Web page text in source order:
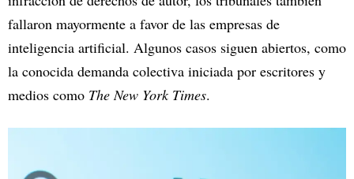
fallaron mayormente a favor de las empresas de
inteligencia artificial. Algunos casos siguen abiertos, como
la conocida demanda colectiva iniciada por escritores y
medios como The New York Times.